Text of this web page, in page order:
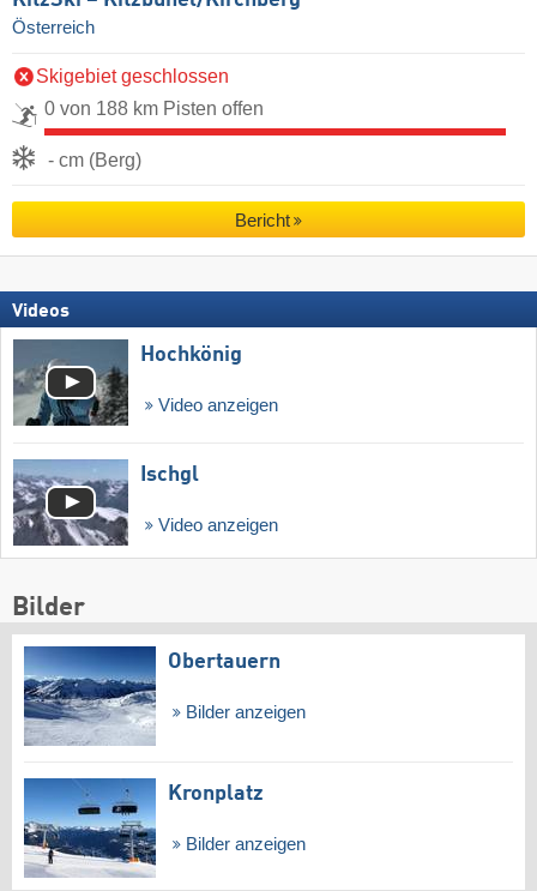
Österreich
Skigebiet geschlossen
0 von 188 km Pisten offen
- cm (Berg)
Bericht
Videos
Hochkönig
Video anzeigen
Ischgl
Video anzeigen
Bilder
Obertauern
Bilder anzeigen
Kronplatz
Bilder anzeigen